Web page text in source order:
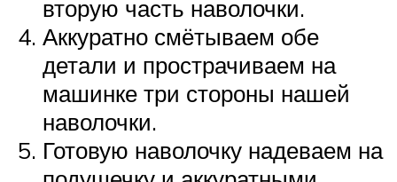
вторую часть наволочки.
Аккуратно смётываем обе
детали и прострачиваем на
машинке три стороны нашей
наволочки.
Готовую наволочку надеваем на